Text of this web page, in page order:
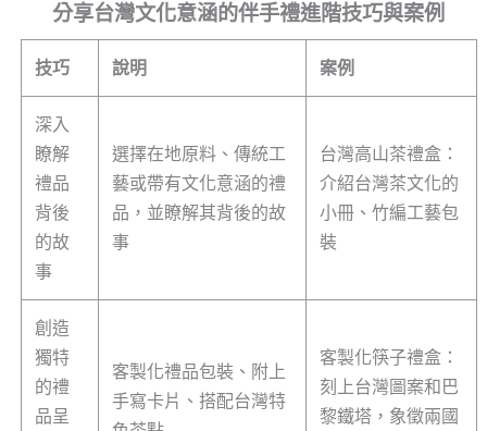
分享台灣文化意涵的伴手禮進階技巧與案例
技巧 說明 案例
深入
瞭解
禮品
背後
的故
事
選擇在地原料、傳統工
藝或帶有文化意涵的禮
品，並瞭解其背後的故
事
台灣高山茶禮盒：
介紹台灣茶文化的
小冊、竹編工藝包
裝
創造
獨特
的禮
品呈
客製化禮品包裝、附上
手寫卡片、搭配台灣特
客製化筷子禮盒：
刻上台灣圖案和巴
黎鐵塔，象徵兩國